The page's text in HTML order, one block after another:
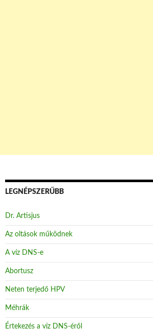
LEGNÉPSZERŰBB
Dr. Artisjus
Az oltások működnek
A víz DNS-e
Abortusz
Neten terjedő HPV
Méhrák
Értekezés a víz DNS-éről